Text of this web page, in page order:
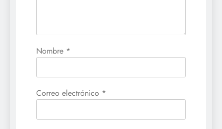
Nombre *
Correo electrónico *